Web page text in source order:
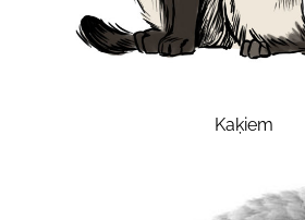
Kaķiem